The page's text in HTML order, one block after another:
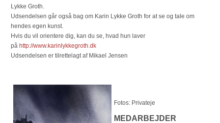
Lykke Groth.
Udsendelsen går også bag om Karin Lykke Groth for at se og tale om
hendes egen kunst.
Hvis du vil orientere dig, kan du se, hvad hun laver
på http://www.karinlykkegroth.dk
Udsendelsen er tilrettelagt af Mikael Jensen
Fotos: Privateje
MEDARBEJDER